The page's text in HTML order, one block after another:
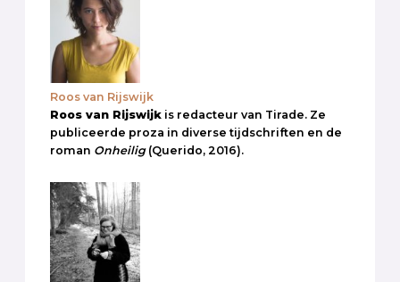
Roos van Rijswijk
Roos van Rijswijk is redacteur van Tirade. Ze
publiceerde proza in diverse tijdschriften en de
roman Onheilig(Querido, 2016).